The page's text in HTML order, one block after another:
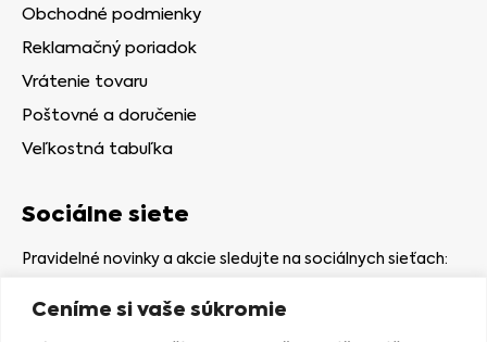
Ceníme si vaše súkromie
Obchodné podmienky
Reklamačný poriadok
Vrátenie tovaru
Poštovné a doručenie
Veľkostná tabuľka
Sociálne siete
Pravidelné novinky a akcie sledujte na sociálnych sieťach: